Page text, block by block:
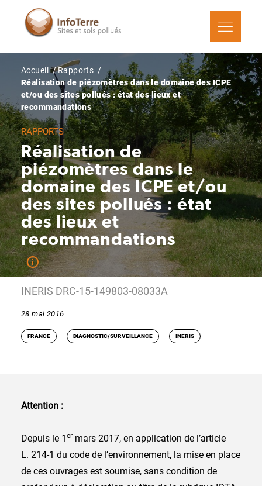
contenu
Fil
d'Ariane
Accueil
Rapports
Réalisation de piézomètres dans le domaine des ICPE
et/ou des sites pollués : état des lieux et
recommandations
RAPPORTS
Réalisation de
piézomètres dans le
domaine des ICPE et/ou
des sites pollués : état
des lieux et
recommandations
INERIS DRC-15-149803-08033A
28 mai 2016
FRANCE DIAGNOSTIC/SURVEILLANCE INERIS
Attention :
Depuis le 1 er mars 2017, en application de l’article
L. 214-1 du code de l’environnement, la mise en place
de ces ouvrages est soumise, sans condition de